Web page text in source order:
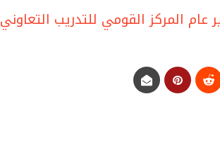
المركز القومي للتدريب التعاوني